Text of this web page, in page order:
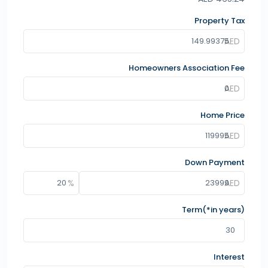
Property Tax
Homeowners Association Fee
Home Price
Down Payment
Term(*in years)
Interest